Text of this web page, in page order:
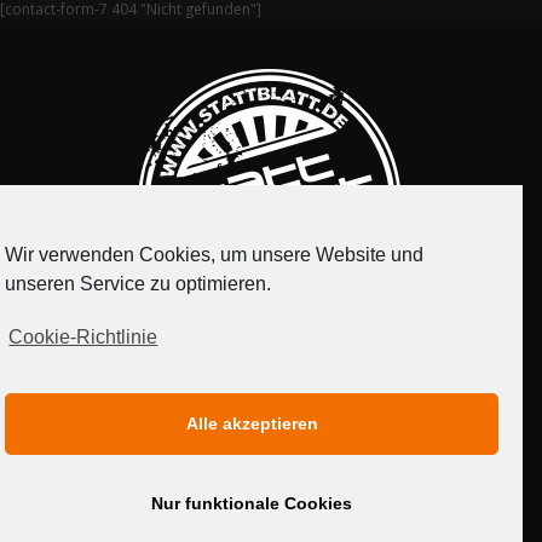
[contact-form-7 404 "Nicht gefunden"]
MEDIADATEN
Wir verwenden Cookies, um unsere Website und
unseren Service zu optimieren.
Cookie-Richtlinie
Alle akzeptieren
Nur funktionale Cookies